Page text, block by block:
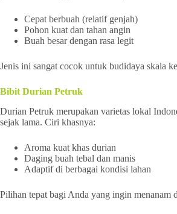
Cepat berbuah (relatif genjah)
Pohon kuat dan tahan angin
Buah besar dengan rasa legit
Jenis ini sangat cocok untuk budidaya skala
Bibit Durian Petruk
Durian Petruk merupakan varietas lokal
sejak lama. Ciri khasnya:
Aroma kuat khas durian
Daging buah tebal dan manis
Adaptif di berbagai kondisi lahan
Pilihan tepat bagi Anda yang ingin menanam